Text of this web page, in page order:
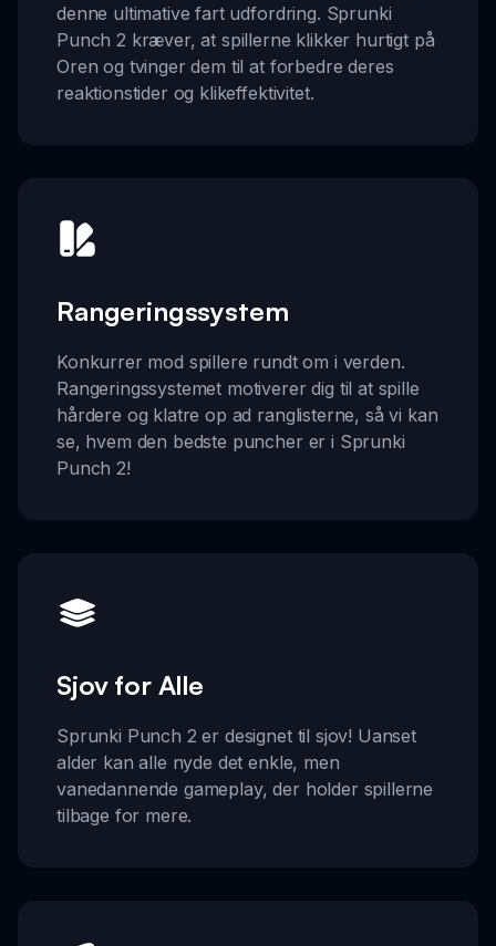
denne ultimative fart udfordring. Sprunki
Punch 2 kræver, at spillerne klikker hurtigt på
Oren og tvinger dem til at forbedre deres
reaktionstider og klikeffektivitet.
Rangeringssystem
Konkurrer mod spillere rundt om i verden.
Rangeringssystemet motiverer dig til at spille
hårdere og klatre op ad ranglisterne, så vi kan
se, hvem den bedste puncher er i Sprunki
Punch 2!
Sjov for Alle
Sprunki Punch 2 er designet til sjov! Uanset
alder kan alle nyde det enkle, men
vanedannende gameplay, der holder spillerne
tilbage for mere.